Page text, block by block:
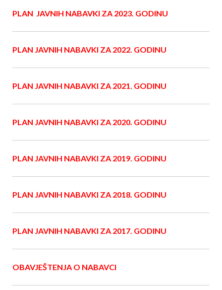
PLAN JAVNIH NABAVKI ZA 2023. GODINU
PLAN JAVNIH NABAVKI ZA 2022. GODINU
PLAN JAVNIH NABAVKI ZA 2021. GODINU
PLAN JAVNIH NABAVKI ZA 2020. GODINU
PLAN JAVNIH NABAVKI ZA 2019. GODINU
PLAN JAVNIH NABAVKI ZA 2018. GODINU
PLAN JAVNIH NABAVKI ZA 2017. GODINU
OBAVJEŠTENJA O NABAVCI